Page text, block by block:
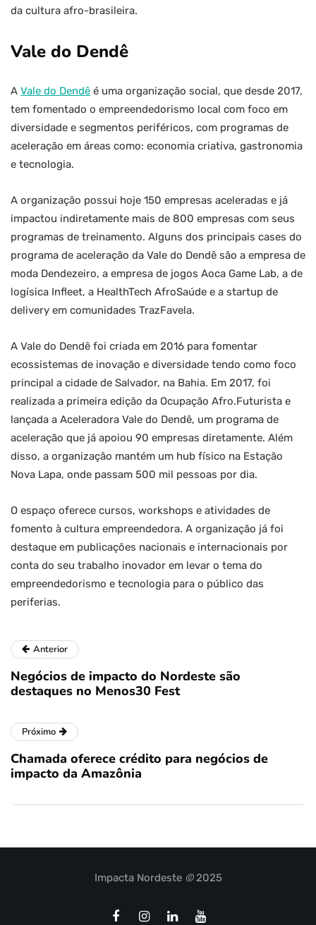
da cultura afro-brasileira.
Vale do Dendê
A Vale do Dendê é uma organização social, que desde 2017,
tem fomentado o empreendedorismo local com foco em
diversidade e segmentos periféricos, com programas de
aceleração em áreas como: economia criativa, gastronomia
e tecnologia.
A organização possui hoje 150 empresas aceleradas e já
impactou indiretamente mais de 800 empresas com seus
programas de treinamento. Alguns dos principais cases do
programa de aceleração da Vale do Dendê são a empresa de
moda Dendezeiro, a empresa de jogos Aoca Game Lab, a de
logísica Infleet, a HealthTech AfroSaúde e a startup de
delivery em comunidades TrazFavela.
A Vale do Dendê foi criada em 2016 para fomentar
ecossistemas de inovação e diversidade tendo como foco
principal a cidade de Salvador, na Bahia. Em 2017, foi
realizada a primeira edição da Ocupação Afro.Futurista e
lançada a Aceleradora Vale do Dendê, um programa de
aceleração que já apoiou 90 empresas diretamente. Além
disso, a organização mantém um hub físico na Estação
Nova Lapa, onde passam 500 mil pessoas por dia.
O espaço oferece cursos, workshops e atividades de
fomento à cultura empreendedora. A organização já foi
destaque em publicações nacionais e internacionais por
conta do seu trabalho inovador em levar o tema do
empreendedorismo e tecnologia para o público das
periferias.
Anterior
Negócios de impacto do Nordeste são
destaques no Menos30 Fest
Próximo
Chamada oferece crédito para negócios de
impacto da Amazônia
Impacta Nordeste ©2025